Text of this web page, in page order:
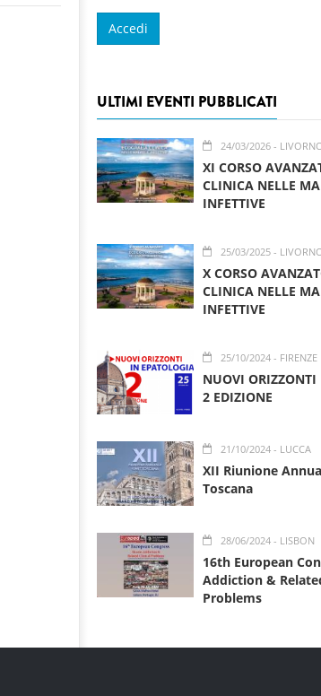
ULTIMI EVENTI PUBBLICATI
24/03/2026-
XI CORSO
CLINICA NELLE
INFETTIVE
25/03/2025-
X CORSO
CLINICA NELLE
INFETTIVE
25/10/2024- FIRENZE
NUOVI
2 EDIZIONE
21/10/2024- LUCCA
XII Riunione
Toscana
28/06/2024- LISBON
16th European
Addiction &
Problems